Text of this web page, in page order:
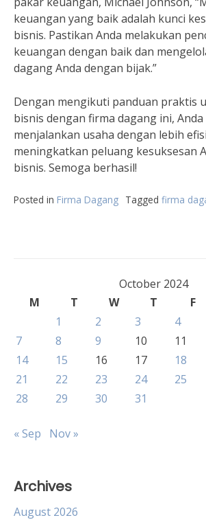
keuangan yang baik adalah kunci
bisnis. Pastikan Anda melakukan
keuangan dengan baik dan
dagang Anda dengan bijak.”
Dengan mengikuti panduan praktis
bisnis dengan firma dagang ini,
menjalankan usaha dengan lebih
meningkatkan peluang kesuksesan
bisnis. Semoga berhasil!
Posted in Firma Dagang Tagged firma
October 2024
M
T W T F
1
2 3 4
7
8 9 10 11
14
15 16 17 18
21
22 23 24 25
28
29 30 31
« Sep Nov »
Archives
August 2026